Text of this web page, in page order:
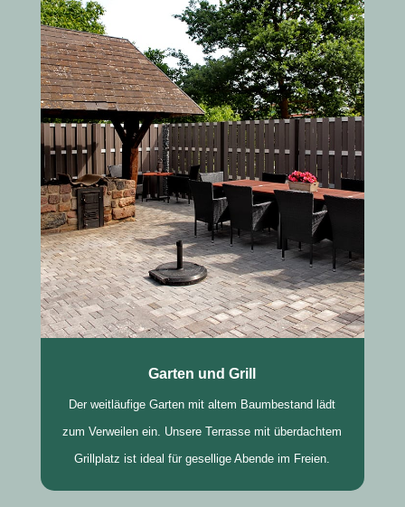
Garten und Grill
Der weitläufige Garten mit altem Baumbestand lädt
zum Verweilen ein. Unsere Terrasse mit überdachtem
Grillplatz ist ideal für gesellige Abende im Freien.